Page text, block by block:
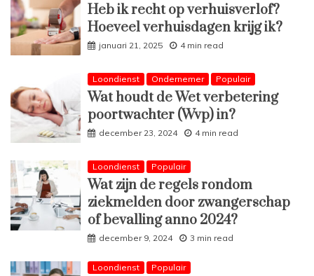
Heb ik recht op verhuisverlof?
Hoeveel verhuisdagen krijg ik?
januari 21, 2025 4 min read
Loondienst Ondernemer Populair
Wat houdt de Wet verbetering
poortwachter (Wvp) in?
december 23, 2024 4 min read
Loondienst Populair
Wat zijn de regels rondom
ziekmelden door zwangerschap
of bevalling anno 2024?
december 9, 2024 3 min read
Loondienst Populair